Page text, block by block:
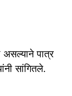
असल्याने पात्र
सांगितले.